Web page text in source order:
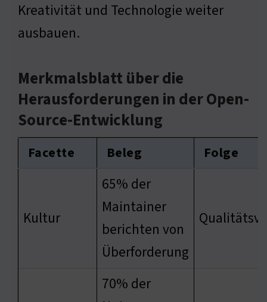
Kreativität und Technologie weiter
ausbauen.
Merkmalsblatt über die
Herausforderungen in der Open-
Source-Entwicklung
Facette Beleg Folge
Kultur
65% der
Maintainer
berichten von
Überforderung
70% der